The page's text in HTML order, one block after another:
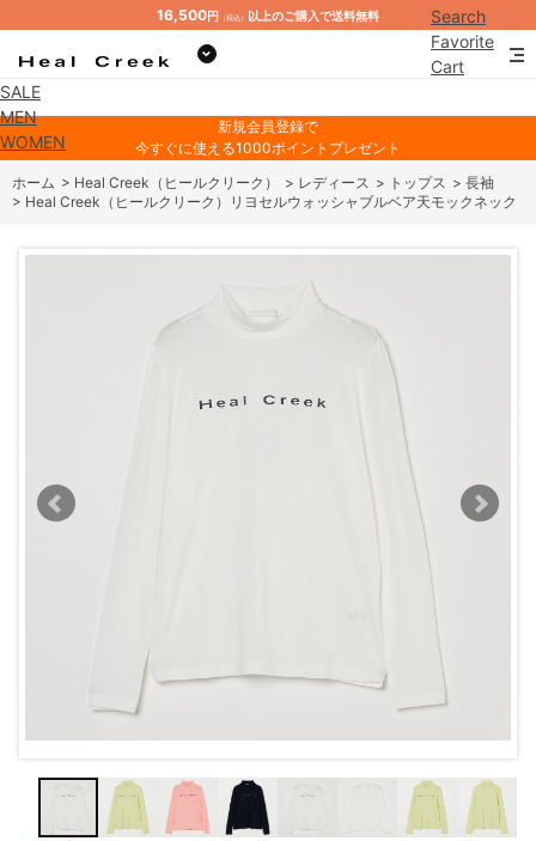
16,500円 （税込） 以上のご購入で送料無料
Search
Favorite
Cart
SALE
MEN
WOMEN
新規会員登録で
今すぐに使える1000ポイントプレゼント
ホーム > Heal Creek（ヒールクリーク） > レディース > トップス > 長袖
> Heal Creek（ヒールクリーク）リヨセルウォッシャブルベア天モックネック